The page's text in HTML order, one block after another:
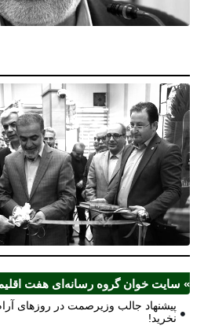
» سایت خوان گروه رسانه‌ای هفت
پیشنهاد جالب وزیرصمت در روزهای
نخرید!